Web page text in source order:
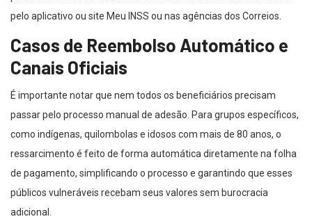
pelo aplicativo ou site Meu INSS ou nas agências dos Correios.
Casos de Reembolso Automático e
Canais Oficiais
É importante notar que nem todos os beneficiários precisam
passar pelo processo manual de adesão. Para grupos específicos,
como indígenas, quilombolas e idosos com mais de 80 anos, o
ressarcimento é feito de forma automática diretamente na folha
de pagamento, simplificando o processo e garantindo que esses
públicos vulneráveis recebam seus valores sem burocracia
adicional.